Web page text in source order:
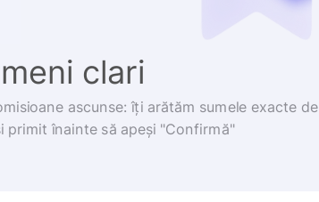
clari
ascunse: îți arătăm sumele exacte de
primit înainte să apeși "Confirmă"